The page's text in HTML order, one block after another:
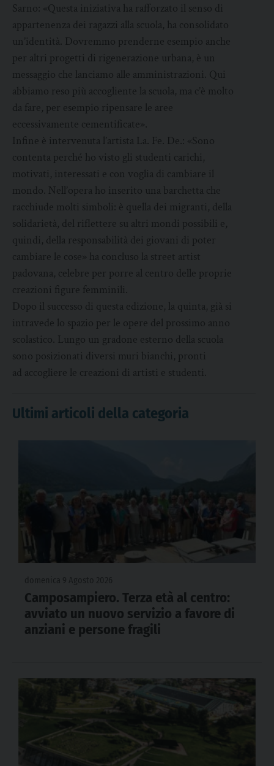
Sarno: «Questa iniziativa ha rafforzato il senso di
appartenenza dei ragazzi alla scuola, ha consolidato
un’identità. Dovremmo prenderne esempio anche
per altri progetti di rigenerazione urbana, è un
messaggio che lanciamo alle amministrazioni. Qui
abbiamo reso più accogliente la scuola, ma c’è molto
da fare, per esempio ripensare le aree
eccessivamente cementificate».
Infine è intervenuta l’artista La. Fe. De.: «Sono
contenta perché ho visto gli studenti carichi,
motivati, interessati e con voglia di cambiare il
mondo. Nell’opera ho inserito una barchetta che
racchiude molti simboli: è quella dei migranti, della
solidarietà, del riflettere su altri mondi possibili e,
quindi, della responsabilità dei giovani di poter
cambiare le cose» ha concluso la street artist
padovana, celebre per porre al centro delle proprie
creazioni figure femminili.
Dopo il successo di questa edizione, la quinta, già si
intravede lo spazio per le opere del prossimo anno
scolastico. Lungo un gradone esterno della scuola
sono posizionati diversi muri bianchi, pronti
ad accogliere le creazioni di artisti e studenti.
Ultimi articoli della categoria
Camposampiero. Terza età al centro:
avviato un nuovo servizio a favore di
anziani e persone fragili